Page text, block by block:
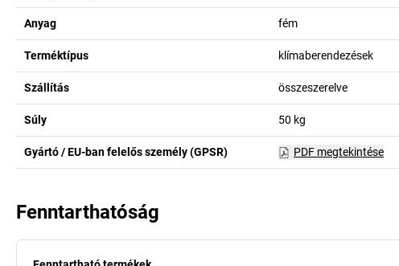
Anyag fém
Terméktípus klímaberendezések
Szállítás összeszerelve
Súly 50 kg
Gyártó / EU-ban felelős személy (GPSR) PDF megtekintése
Fenntarthatóság